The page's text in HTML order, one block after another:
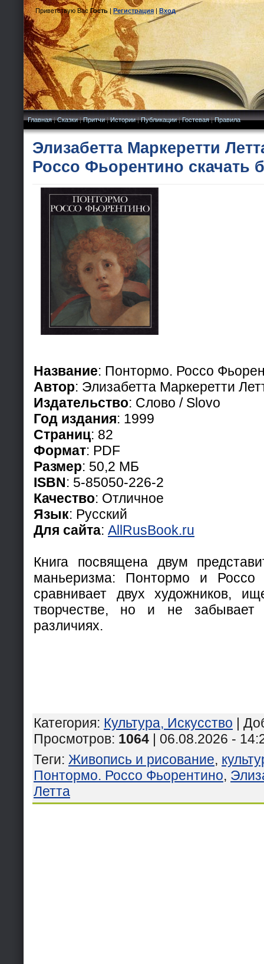
Приветствую Вас Гость|Регистрация|Вход
Главная|Сказки|Притчи|Истории|Публикации|Гостевая|Правила
Элизабетта Маркеретти
Россо Фьорентино скачать
Название: Понтормо. Россо
Автор: Элизабетта Маркеретти
Издательство: Слово / Slovo
Год издания: 1999
Страниц: 82
Формат: PDF
Размер: 50,2 МБ
ISBN: 5-85050-226-2
Качество: Отличное
Язык: Русский
Для сайта: AllRusBook.ru
Книга посвящена двум
маньеризма: Понтормо и Россо
сравнивает двух художников,
творчестве, но и не забывает
различиях.
Категория: Культура, Искусство |
Просмотров: 1064 | 06.08.2026 -
Теги: Живопись и рисование,
Понтормо. Россо Фьорентино,
Летта